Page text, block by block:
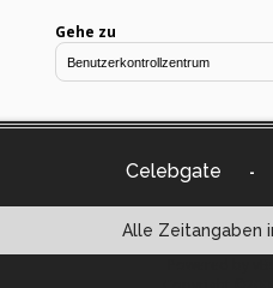
Gehe zu
Celebgate -
Alle Zeitangaben